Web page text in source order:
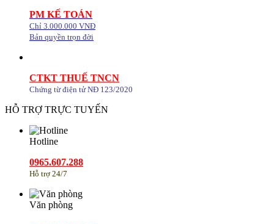
PM KẾ TOÁN
Chỉ 3.000.000 VNĐ
Bản quyền trọn đời
CTKT THUẾ TNCN
Chứng từ điện tử NĐ 123/2020
HỖ TRỢ TRỰC TUYẾN
Hotline
0965.607.288
Hỗ trợ 24/7
Văn phòng